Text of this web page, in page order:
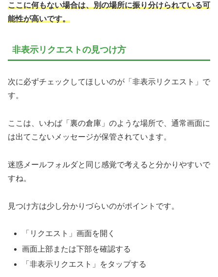
ここに何もない場合は、別の場所に振り分けられている可
能性が高いです。
非表示リクエストの見つけ方
次に必ずチェックしてほしいのが「非表示リクエスト」で
す。
ここは、いわば「裏の倉庫」のような場所で、通常画面に
は出てこないメッセージが保管されています。
迷惑メールフォルダと同じ感覚で考えると分かりやすいで
すね。
見つけ方は少し分かりづらいのがポイントです。
「リクエスト」画面を開く
画面上部または下部を確認する
「非表示リクエスト」をタップする